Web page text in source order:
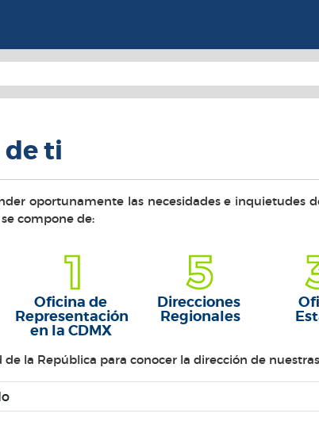
Instituidos
de ti
oportunamente las necesidades e inquietudes
compone de:
1
Oficina de
Representación
en la CDMX
5
Direcciones
Regionales
la República para conocer la dirección de